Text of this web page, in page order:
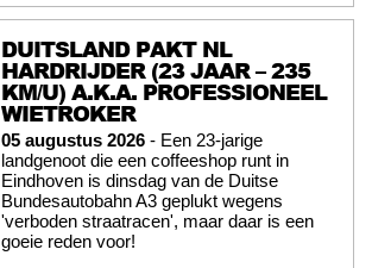
DUITSLAND PAKT NL
HARDRIJDER (23 JAAR – 235
KM/U) A.K.A. PROFESSIONEEL
WIETROKER
05 augustus 2026 - Een 23-jarige
landgenoot die een coffeeshop runt in
Eindhoven is dinsdag van de Duitse
Bundesautobahn A3 geplukt wegens
'verboden straatracen', maar daar is een
goeie reden voor!